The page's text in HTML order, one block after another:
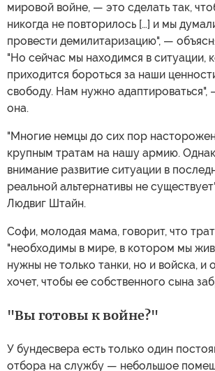
мировой войне, — это сделать так,
никогда не повторилось […] и мы
провести демилитаризацию", —
"Но сейчас мы находимся в ситуации,
приходится бороться за наши
свободу. Нам нужно
она.
"Многие немцы до сих пор
крупным тратам на нашу армию.
внимание развитие ситуации в
реальной альтернативы не
Людвиг Штайн.
Софи, молодая мама, говорит, что
"необходимы в мире, в котором мы
нужны не только танки, но и войска, и
хочет, чтобы ее собственного сына
"Вы готовы к войне?"
У бундесвера есть только один
отбора на службу — небольшое